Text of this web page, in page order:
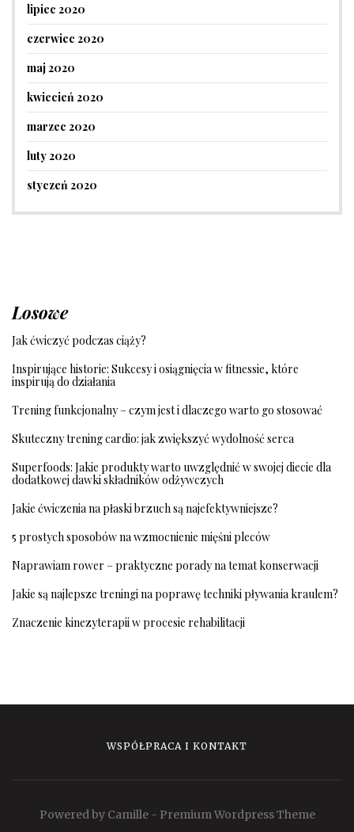
lipiec 2020
czerwiec 2020
maj 2020
kwiecień 2020
marzec 2020
luty 2020
styczeń 2020
Losowe
Jak ćwiczyć podczas ciąży?
Inspirujące historie: Sukcesy i osiągnięcia w fitnessie, które
inspirują do działania
Trening funkcjonalny – czym jest i dlaczego warto go stosować
Skuteczny trening cardio: jak zwiększyć wydolność serca
Superfoods: Jakie produkty warto uwzględnić w swojej diecie dla
dodatkowej dawki składników odżywczych
Jakie ćwiczenia na płaski brzuch są najefektywniejsze?
5 prostych sposobów na wzmocnienie mięśni pleców
Naprawiam rower – praktyczne porady na temat konserwacji
Jakie są najlepsze treningi na poprawę techniki pływania kraulem?
Znaczenie kinezyterapii w procesie rehabilitacji
WSPÓŁPRACA I KONTAKT
Powered by Camille - Premium Wordpress Theme